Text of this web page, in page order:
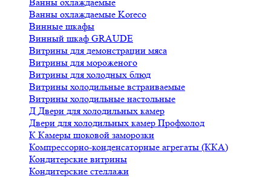
Ванны охлаждаемые Koreco
Винные шкафы
Винный шкаф GRAUDE
Витрины для демонстрации мяса
Витрины для мороженого
Витрины для холодных блюд
Витрины холодильные встраиваемые
Витрины холодильные настольные
Д Двери для холодильных камер
Двери для холодильных камер Профхолод
К Камеры шоковой заморозки
Компрессорно-конденсаторные агрегаты (ККА)
Кондитерские витрины
Кондитерские стеллажи